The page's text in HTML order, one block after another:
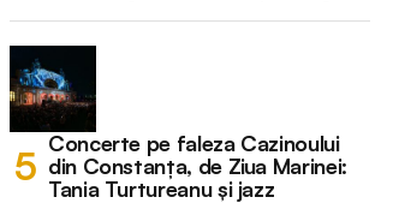
Concerte pe faleza Cazinoului
din Constanța, de Ziua Marinei:
Tania Turtureanu și jazz